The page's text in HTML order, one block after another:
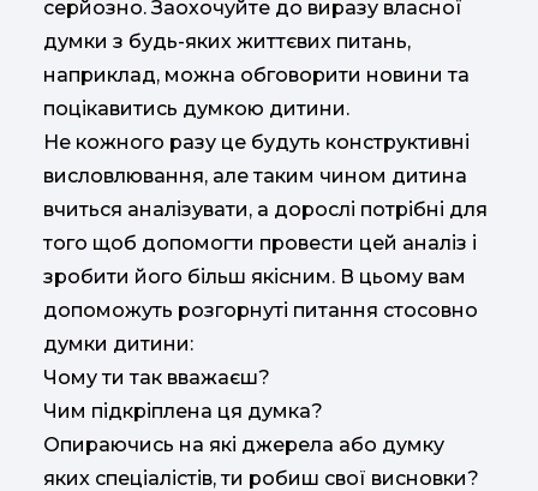
серйозно. Заохочуйте до виразу власної
думки з будь-яких життєвих питань,
наприклад, можна обговорити новини та
поцікавитись думкою дитини.
Не кожного разу це будуть конструктивні
висловлювання, але таким чином дитина
вчиться аналізувати, а дорослі потрібні для
того щоб допомогти провести цей аналіз і
зробити його більш якісним. В цьому вам
допоможуть розгорнуті питання стосовно
думки дитини:
Чому ти так вважаєш?
Чим підкріплена ця думка?
Опираючись на які джерела або думку
яких спеціалістів, ти робиш свої висновки?